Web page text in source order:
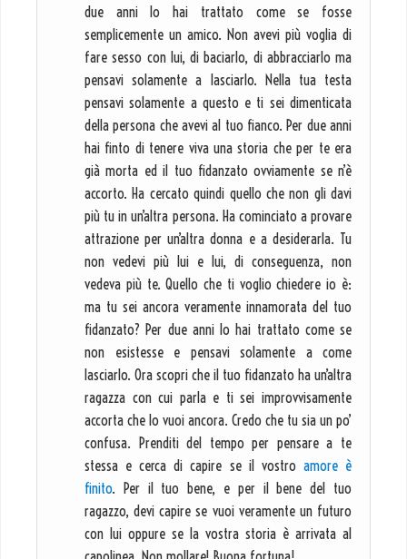
due anni lo hai trattato come se fosse
semplicemente un amico. Non avevi più voglia di
fare sesso con lui, di baciarlo, di abbracciarlo ma
pensavi solamente a lasciarlo. Nella tua testa
pensavi solamente a questo e ti sei dimenticata
della persona che avevi al tuo fianco. Per due anni
hai finto di tenere viva una storia che per te era
già morta ed il tuo fidanzato ovviamente se n’è
accorto. Ha cercato quindi quello che non gli davi
più tu in un’altra persona. Ha cominciato a provare
attrazione per un’altra donna e a desiderarla. Tu
non vedevi più lui e lui, di conseguenza, non
vedeva più te. Quello che ti voglio chiedere io è:
ma tu sei ancora veramente innamorata del tuo
fidanzato? Per due anni lo hai trattato come se
non esistesse e pensavi solamente a come
lasciarlo. Ora scopri che il tuo fidanzato ha un’altra
ragazza con cui parla e ti sei improvvisamente
accorta che lo vuoi ancora. Credo che tu sia un po’
confusa. Prenditi del tempo per pensare a te
stessa e cerca di capire se il vostro amore è
finito. Per il tuo bene, e per il bene del tuo
ragazzo, devi capire se vuoi veramente un futuro
con lui oppure se la vostra storia è arrivata al